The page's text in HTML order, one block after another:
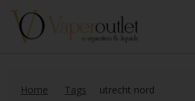
Home Tags utrecht nord